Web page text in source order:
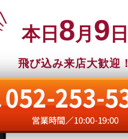
本日 8月 9 日
飛び込み来店大歓迎！